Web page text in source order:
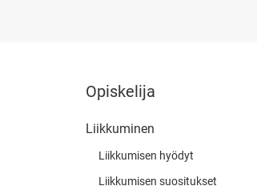
Opiskelija
Liikkuminen
Liikkumisen hyödyt
Liikkumisen suositukset